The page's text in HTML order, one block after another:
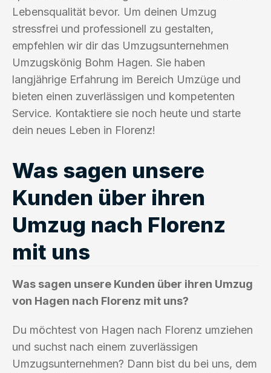
Lebensqualität bevor. Um deinen Umzug
stressfrei und professionell zu gestalten,
empfehlen wir dir das Umzugsunternehmen
Umzugskönig Bohm Hagen. Sie haben
langjährige Erfahrung im Bereich Umzüge und
bieten einen zuverlässigen und kompetenten
Service. Kontaktiere sie noch heute und starte
dein neues Leben in Florenz!
Was sagen unsere
Kunden über ihren
Umzug nach Florenz
mit uns
Was sagen unsere Kunden über ihren Umzug
von Hagen nach Florenz mit uns?
Du möchtest von Hagen nach Florenz umziehen
und suchst nach einem zuverlässigen
Umzugsunternehmen? Dann bist du bei uns, dem